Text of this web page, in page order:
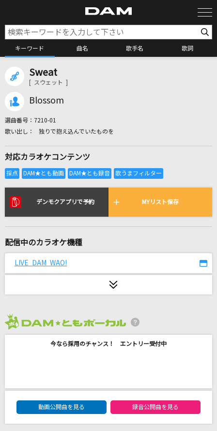
キーワード 曲名 歌手名 歌詞
全国りれき
リアルタイムで歌われている曲の一覧
Bye by me
オトノケ
[生音]ヘビースモーク
Sweat
[ スウェット ]
Blossom
選曲番号： 7210-01
独りで抱え込んでいたものを
対応カラオケコンテンツ
デンモクアプリで予約 MYリスト保存
配信中のカラオケ機種
LIVE DAM WAO!
今なら採用のチャンス！ エントリー受付中
DAM★ともボーカルエントリーランキング
動画公開曲を見る
録音公開曲を見る